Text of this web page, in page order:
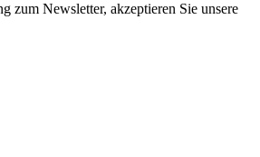
zum Newsletter, akzeptieren Sie unsere